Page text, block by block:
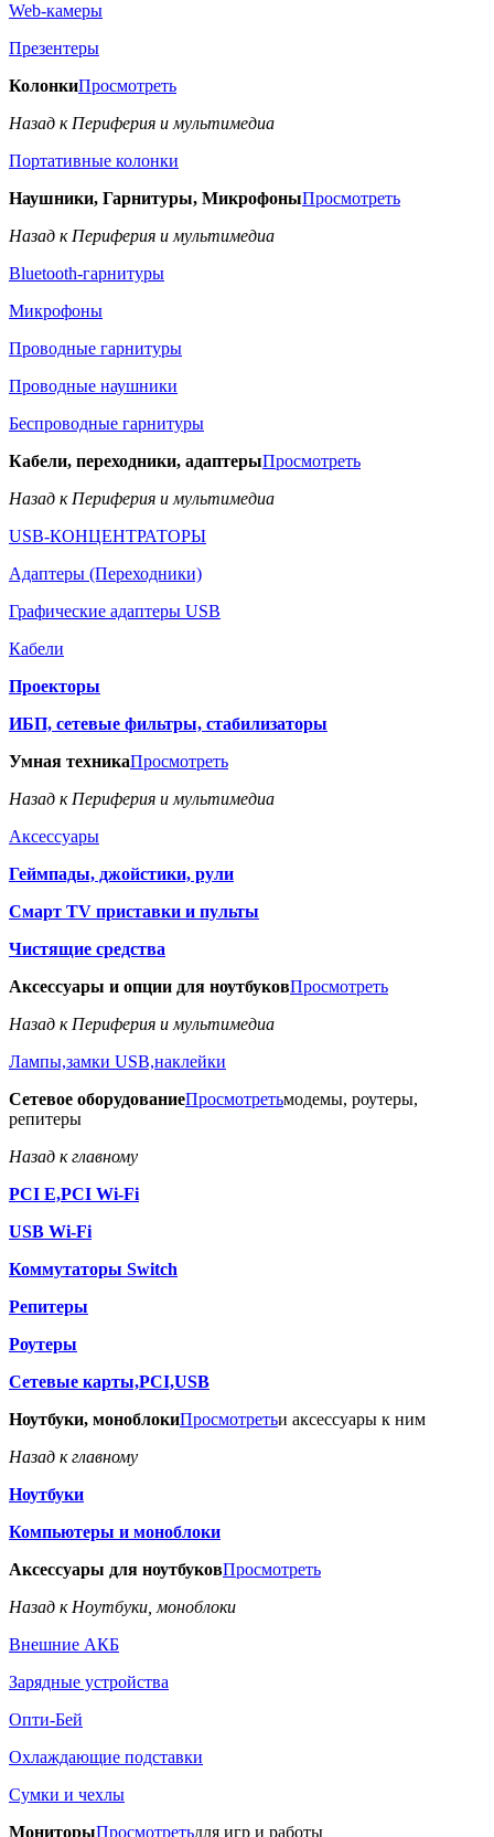
Web-камеры
Презентеры
КолонкиПросмотреть
Назад к Периферия и мультимедиа
Портативные колонки
Наушники, Гарнитуры, МикрофоныПросмотреть
Назад к Периферия и мультимедиа
Bluetooth-гарнитуры
Микрофоны
Проводные гарнитуры
Проводные наушники
Беспроводные гарнитуры
Кабели, переходники, адаптерыПросмотреть
Назад к Периферия и мультимедиа
USB-КОНЦЕНТРАТОРЫ
Адаптеры (Переходники)
Графические адаптеры USB
Кабели
Проекторы
ИБП, сетевые фильтры, стабилизаторы
Умная техникаПросмотреть
Назад к Периферия и мультимедиа
Аксессуары
Геймпады, джойстики, рули
Смарт TV приставки и пульты
Чистящие средства
Аксессуары и опции для ноутбуковПросмотреть
Назад к Периферия и мультимедиа
Лампы,замки USB,наклейки
Сетевое оборудованиеПросмотретьмодемы, роутеры,
репитеры
Назад к главному
PCI E,PCI Wi-Fi
USB Wi-Fi
Коммутаторы Switch
Репитеры
Роутеры
Сетевые карты,PCI,USB
Ноутбуки, моноблокиПросмотретьи аксессуары к ним
Назад к главному
Ноутбуки
Компьютеры и моноблоки
Аксессуары для ноутбуковПросмотреть
Назад к Ноутбуки, моноблоки
Внешние АКБ
Зарядные устройства
Опти-Бей
Охлаждающие подставки
Сумки и чехлы
МониторыПросмотретьдля игр и работы